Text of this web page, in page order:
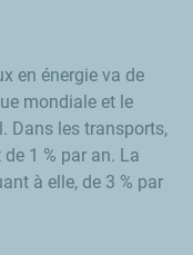
en énergie va de
mondiale et le
Dans les transports,
1 % par an. La
à elle, de 3 % par